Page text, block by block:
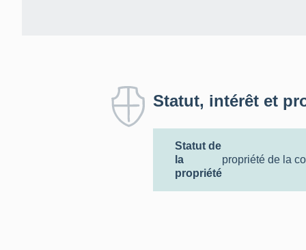
Statut, intérêt et
Statut de
la
propriété
propriété de la